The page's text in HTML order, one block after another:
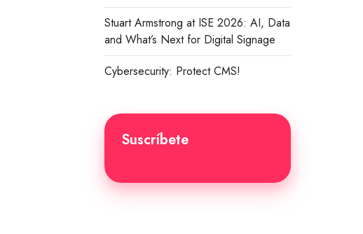
Stuart Armstrong at ISE 2026: AI, Data
and What’s Next for Digital Signage
Cybersecurity: Protect CMS!
Suscríbete